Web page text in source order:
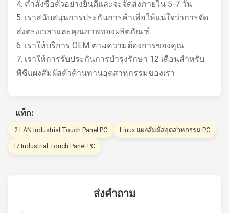
4. คำสั่งซื้อตัวอย่างยินดีและจะจัดส่งภายใน 5-7 วัน
5. เราสนับสนุนการประกันการค้าเพื่อให้แน่ใจว่าการจัด
ส่งตรงเวลาและคุณภาพของผลิตภัณฑ์
6. เราให้บริการ OEM ตามความต้องการของคุณ
7. เราให้การรับประกันการบำรุงรักษา 12 เดือนสำหรับ
พีซีแผงสัมผัสตัวต้านทานอุตสาหกรรมของเรา
แท็ก:
2 LAN Industrial Touch Panel PC Linux แผงสัมผัสอุตสาหกรรม PC
I7 Industrial Touch Panel PC
ส่งคำถาม